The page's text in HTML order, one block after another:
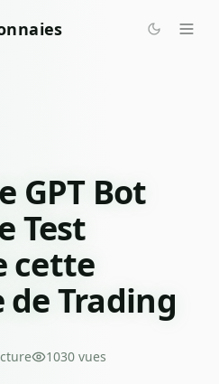
GPT Bot
Test
cette
Trading
1030 vues